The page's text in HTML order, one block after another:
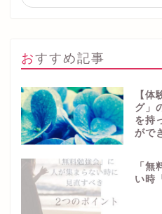
おすすめ記事
【体
グ」
を持
がで
「無
い時